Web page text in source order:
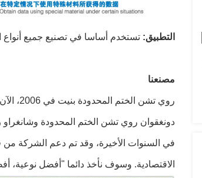
التطبيق: تستخدم أساسا في تصنيع جميع أنواع
مصنعنا
دونغقوان روي تشن الختم المحدودة
في السنوات الأخيرة، وقد تم دعم الشركة من
الاقتصادية. وسوف نأخذ دائما "أفضل نوعية،